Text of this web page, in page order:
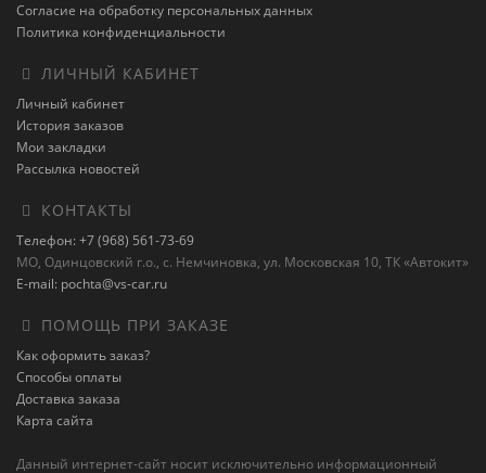
Согласие на обработку персональных данных
Политика конфиденциальности
ЛИЧНЫЙ КАБИНЕТ
Личный кабинет
История заказов
Мои закладки
Рассылка новостей
КОНТАКТЫ
Телефон: +7 (968) 561-73-69
МО, Одинцовский г.о., с. Немчиновка, ул. Московская 10, ТК «Автокит»
E-mail: pochta@vs-car.ru
ПОМОЩЬ ПРИ ЗАКАЗЕ
Как оформить заказ?
Способы оплаты
Доставка заказа
Карта сайта
Данный интернет-сайт носит исключительно информационный